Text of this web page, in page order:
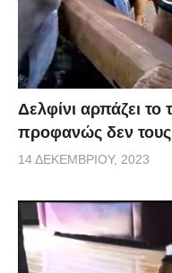
Δελφίνι αρπάζει το
προφανώς δεν
14 ΔΕΚΕΜΒΡΊΟΥ, 2023